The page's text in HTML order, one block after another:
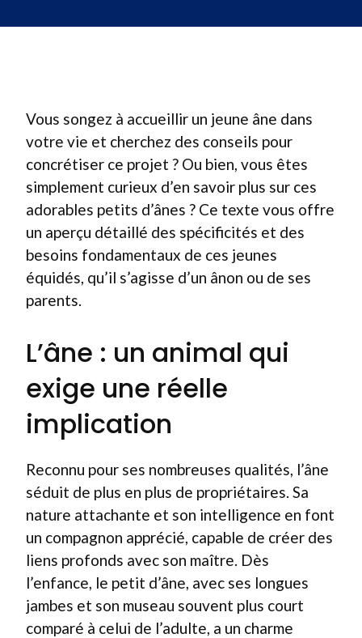
Vous songez à accueillir un jeune âne dans
votre vie et cherchez des conseils pour
concrétiser ce projet ? Ou bien, vous êtes
simplement curieux d’en savoir plus sur ces
adorables petits d’ânes ? Ce texte vous offre
un aperçu détaillé des spécificités et des
besoins fondamentaux de ces jeunes
équidés, qu’il s’agisse d’un ânon ou de ses
parents.
L’âne : un animal qui
exige une réelle
implication
Reconnu pour ses nombreuses qualités, l’âne
séduit de plus en plus de propriétaires. Sa
nature attachante et son intelligence en font
un compagnon apprécié, capable de créer des
liens profonds avec son maître. Dès
l’enfance, le petit d’âne, avec ses longues
jambes et son museau souvent plus court
comparé à celui de l’adulte, a un charme